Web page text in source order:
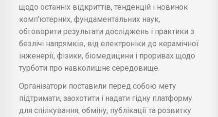
щодо останніх відкриттів, тенденцій і новинок
комп'ютерних, фундаментальних наук,
обговорити результати досліджень і практики з
безлічі напрямків, від електроніки до керамічної
інженерії, фізики, біомедицини і проривах щодо
турботи про навколишнє середовище.
Організатори поставили перед собою мету
підтримати, заохотити і надати гідну платформу
для спілкування, обміну, публікації та розвитку